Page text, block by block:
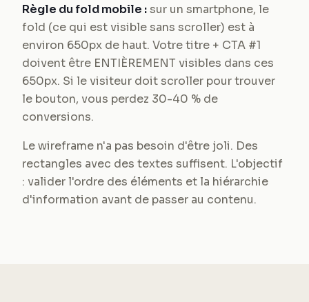
Règle du fold mobile :sur un smartphone, le
fold (ce qui est visible sans scroller) est à
environ 650px de haut. Votre titre + CTA #1
doivent être ENTIÈREMENT visibles dans ces
650px. Si le visiteur doit scroller pour trouver
le bouton, vous perdez 30-40 % de
conversions.
Le wireframe n'a pas besoin d'être joli. Des
rectangles avec des textes suffisent. L'objectif
: valider l'ordre des éléments et la hiérarchie
d'information avant de passer au contenu.